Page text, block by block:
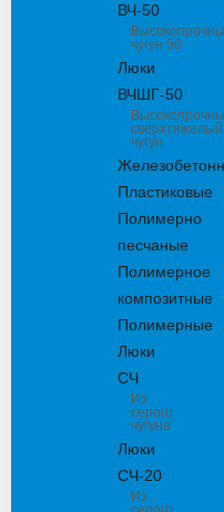
ВЧ-50
чугун 50
Люки
ВЧШГ-50
сверхтяжелый
чугун
Пластиковые
Полимерно
песчаные
Полимерное
композитные
Полимерные
Люки
СЧ
Из
серого
чугуна
Люки
СЧ-20
Из